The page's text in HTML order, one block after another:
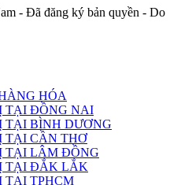
- Đã đăng ký bản quyền - Do
HÓA
TẠI ĐỒNG NAI
TẠI BÌNH DƯƠNG
TẠI CẦN THƠ
TẠI LÂM ĐỒNG
TẠI ĐẮK LẮK
TẠI TPHCM